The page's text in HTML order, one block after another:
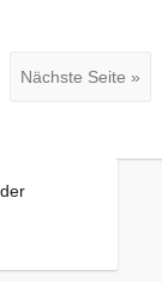
Nächste Seite »